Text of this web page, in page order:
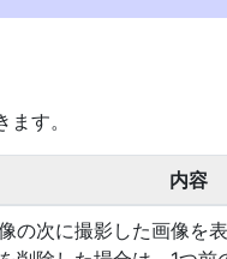
ます。
内容
の次に撮影した画像を表